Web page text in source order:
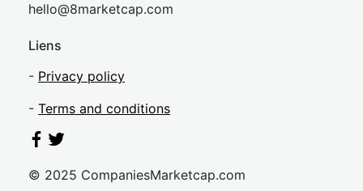
hello@8marketcap.com
Liens
- Privacy policy
- Terms and conditions
© 2025 CompaniesMarketcap.com